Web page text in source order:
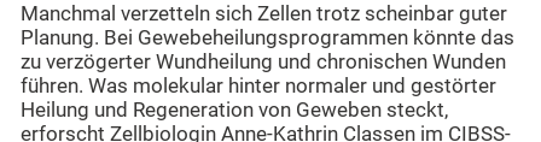
Manchmal verzetteln sich Zellen trotz scheinbar guter
Planung. Bei Gewebeheilungsprogrammen könnte das
zu verzögerter Wundheilung und chronischen Wunden
führen. Was molekular hinter normaler und gestörter
Heilung und Regeneration von Geweben steckt,
erforscht Zellbiologin Anne-Kathrin Classen im CIBSS-